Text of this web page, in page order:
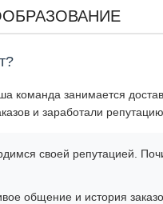
команда занимается
и заработали
своей репутацией.
общение и история